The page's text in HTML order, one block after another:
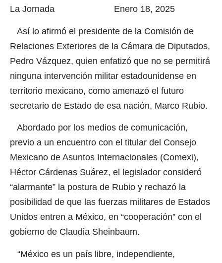
La Jornada Enero 18, 2025
Así lo afirmó el presidente de la Comisión de
Relaciones Exteriores de la Cámara de Diputados,
Pedro Vázquez, quien enfatizó que no se permitirá
ninguna intervención militar estadounidense en
territorio mexicano, como amenazó el futuro
secretario de Estado de esa nación, Marco Rubio.
Abordado por los medios de comunicación,
previo a un encuentro con el titular del Consejo
Mexicano de Asuntos Internacionales (Comexi),
Héctor Cárdenas Suárez, el legislador consideró
“alarmante” la postura de Rubio y rechazó la
posibilidad de que las fuerzas militares de Estados
Unidos entren a México, en “cooperación” con el
gobierno de Claudia Sheinbaum.
“México es un país libre, independiente,